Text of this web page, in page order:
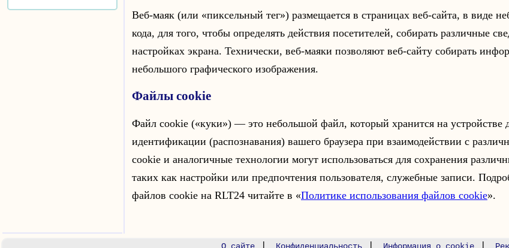
Веб-маяк (или «пиксельный тег») размещается в страницах веб-сайта, в виде
кода, для того, чтобы определять действия посетителей, собирать различные
настройках экрана. Технически, веб-маяки позволяют веб-сайту собирать
небольшого графического изображения.
Файлы cookie
Файл cookie («куки») — это небольшой файл, который хранится на устройстве
идентификации (распознавания) вашего браузера при взаимодействии с
cookie и аналогичные технологии могут использоваться для сохранения
таких как настройки или предпочтения пользователя, служебные записи.
файлов cookie на RLT24 читайте в «Политике использования файлов cookie».